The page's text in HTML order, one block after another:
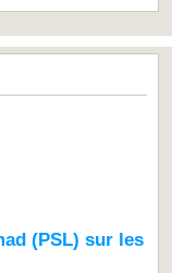
(PSL) sur les